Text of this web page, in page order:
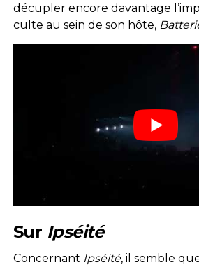
décupler encore davantage
culte au sein de son hôte,
Sur Ipséité
Concernant Ipséité, il semble